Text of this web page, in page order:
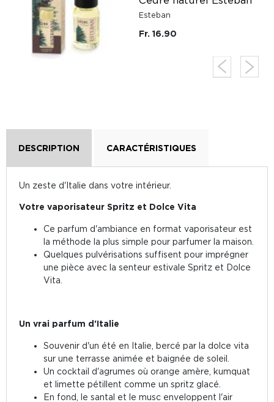
Esteban
Fr. 16.90
DESCRIPTION CARACTÉRISTIQUES
Un zeste d'Italie dans votre intérieur.
Votre vaporisateur Spritz et Dolce Vita
Ce parfum d'ambiance en format vaporisateur est
la méthode la plus simple pour parfumer la maison.
Quelques pulvérisations suffisent pour imprégner
une pièce avec la senteur estivale Spritz et Dolce
Vita.
Un vrai parfum d'Italie
Souvenir d'un été en Italie, bercé par la dolce vita
sur une terrasse animée et baignée de soleil.
Un cocktail d'agrumes où orange amère, kumquat
et limette pétillent comme un spritz glacé.
En fond, le santal et le musc enveloppent l'air